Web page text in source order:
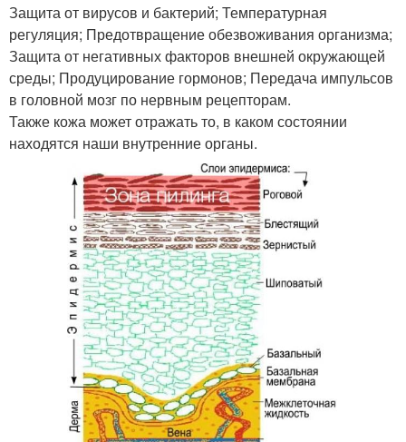
Защита от вирусов и бактерий; Температурная
регуляция; Предотвращение обезвоживания организма;
Защита от негативных факторов внешней окружающей
среды; Продуцирование гормонов; Передача импульсов
в головной мозг по нервным рецепторам.
Также кожа может отражать то, в каком состоянии
находятся наши внутренние органы.